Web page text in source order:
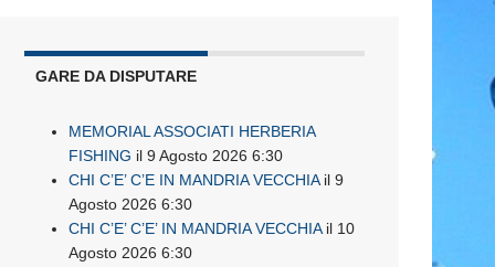
GARE DA DISPUTARE
MEMORIAL ASSOCIATI HERBERIA
FISHING il 9 Agosto 2026 6:30
CHI C’E’ C’E IN MANDRIA VECCHIAil 9
Agosto 2026 6:30
CHI C’E’ C’E’ IN MANDRIA VECCHIAil 10
Agosto 2026 6:30